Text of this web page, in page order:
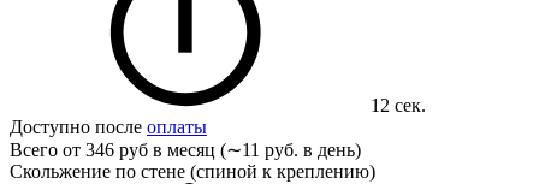
12 сек.
Доступно после оплаты
Всего от 346 руб в месяц (∼11 руб. в день)
Скольжение по стене (спиной к креплению)